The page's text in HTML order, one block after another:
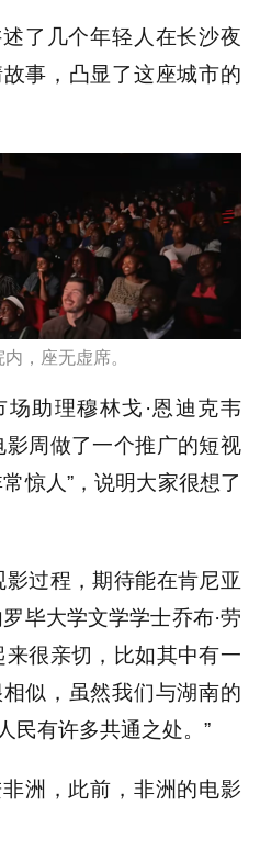
述了几个年轻人在长沙夜
事，凸显了这座城市的
，座无虚席。
助理穆林戈·恩迪克韦
影周做了一个推广的短视
惊人”，说明大家很想了
影过程，期待能在肯尼亚
毕大学文学学士乔布·劳
很亲切，比如其中有一
似，虽然我们与湖南的
民有许多共通之处。”
洲，此前，非洲的电影